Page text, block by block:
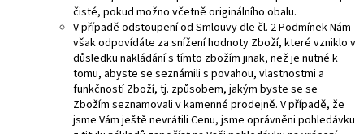
čisté, pokud možno včetně originálního obalu.
V případě odstoupení od Smlouvy dle čl. 2 Podmínek Nám
však odpovídáte za snížení hodnoty Zboží, které vzniklo v
důsledku nakládání s tímto zbožím jinak, než je nutné k
tomu, abyste se seznámili s povahou, vlastnostmi a
funkčností Zboží, tj. způsobem, jakým byste se se
Zbožím seznamovali v kamenné prodejně. V případě, že
jsme Vám ještě nevrátili Cenu, jsme oprávněni pohledávku